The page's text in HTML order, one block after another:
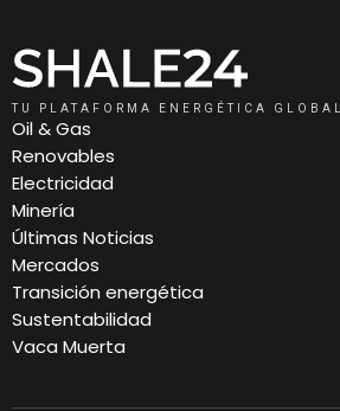
TU PLATAFORMA ENERGÉTICA GLOBAL
Oil & Gas
Renovables
Electricidad
Minería
Últimas Noticias
Mercados
Transición energética
Sustentabilidad
Vaca Muerta